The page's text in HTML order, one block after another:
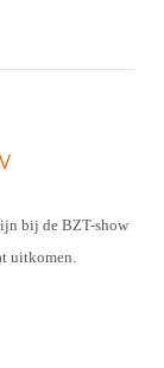
bij de BZT-show
uitkomen.